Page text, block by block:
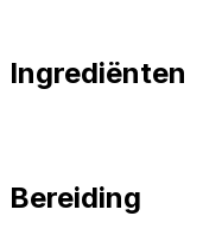
Ingrediënten
Bereiding